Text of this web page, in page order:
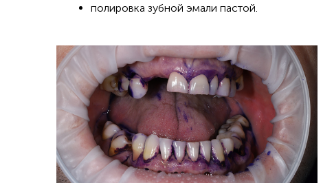
полировка зубной эмали пастой.